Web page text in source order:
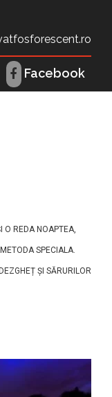
Facebook
O REDA NOAPTEA,
SPECIALA.
ȘI SĂRURILOR